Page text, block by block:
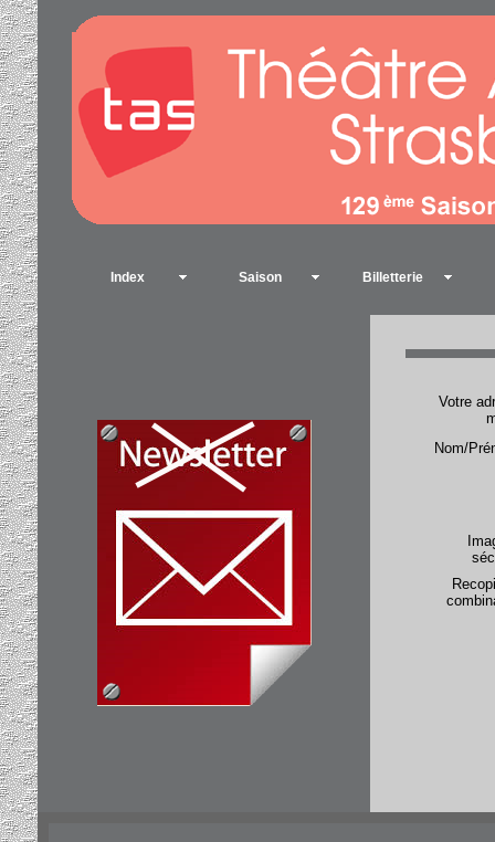
Index Saison Billetterie